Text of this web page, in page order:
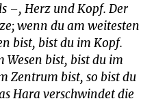
–, Herz und Kopf. Der
wenn du am weitesten
bist, bist du im Kopf.
Wesen bist, bist du im
Zentrum bist, so bist du
Hara verschwindet die